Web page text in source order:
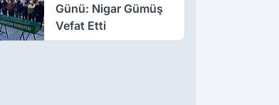
Günü: Nigar Gümüş
Vefat Etti